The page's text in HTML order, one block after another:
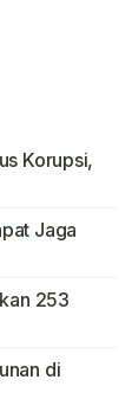
Korupsi,
Jaga
253
di